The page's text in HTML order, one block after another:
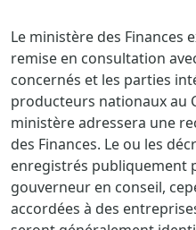
Le ministère des Finances
remise en consultation
concernés et les parties
producteurs nationaux au
ministère adressera une
des Finances. Le ou les
enregistrés publiquement
gouverneur en conseil,
accordées à des